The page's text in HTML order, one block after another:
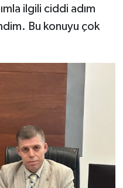
ilgili ciddi adım
Bu konuyu çok